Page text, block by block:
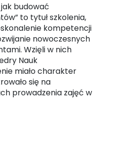
budować
to tytuł szkolenia,
kompetencji
nowoczesnych
Wzięli w nich
Nauk
miało charakter
się na
prowadzenia zajęć w
do pełnej